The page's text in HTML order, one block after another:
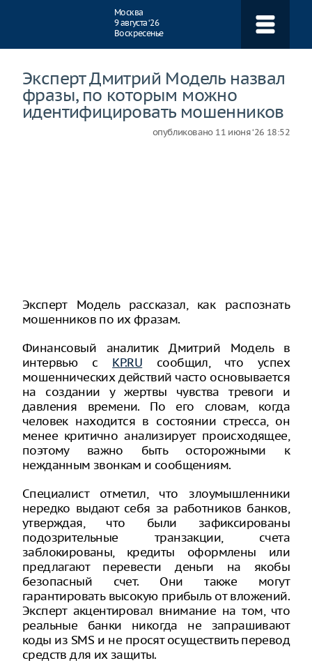
Москва
9 августа ‘26
Воскресенье
Эксперт Дмитрий Модель назвал
фразы, по которым можно
идентифицировать мошенников
опубликовано 11 июня ‘26 18:52
Эксперт Модель рассказал, как распознать
мошенников по их фразам.
Финансовый аналитик Дмитрий Модель в
интервью с KP.RU сообщил, что успех
мошеннических действий часто основывается
на создании у жертвы чувства тревоги и
давления времени. По его словам, когда
человек находится в состоянии стресса, он
менее критично анализирует происходящее,
поэтому важно быть осторожными к
нежданным звонкам и сообщениям.
Специалист отметил, что злоумышленники
нередко выдают себя за работников банков,
утверждая, что были зафиксированы
подозрительные транзакции, счета
заблокированы, кредиты оформлены или
предлагают перевести деньги на якобы
безопасный счет. Они также могут
гарантировать высокую прибыль от вложений.
Эксперт акцентировал внимание на том, что
реальные банки никогда не запрашивают
коды из SMS и не просят осуществить перевод
средств для их защиты.